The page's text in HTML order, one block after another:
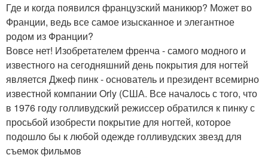
Где и когда появился французский маникюр? Может во
Франции, ведь все самое изысканное и элегантное
родом из Франции?
Вовсе нет! Изобретателем френча - самого модного и
известного на сегодняшний день покрытия для ногтей
является Джеф пинк - основатель и президент всемирно
известной компании Orly (США. Все началось с того, что
в 1976 году голливудский режиссер обратился к пинку с
просьбой изобрести покрытие для ногтей, которое
подошло бы к любой одежде голливудских звезд для
съемок фильмов